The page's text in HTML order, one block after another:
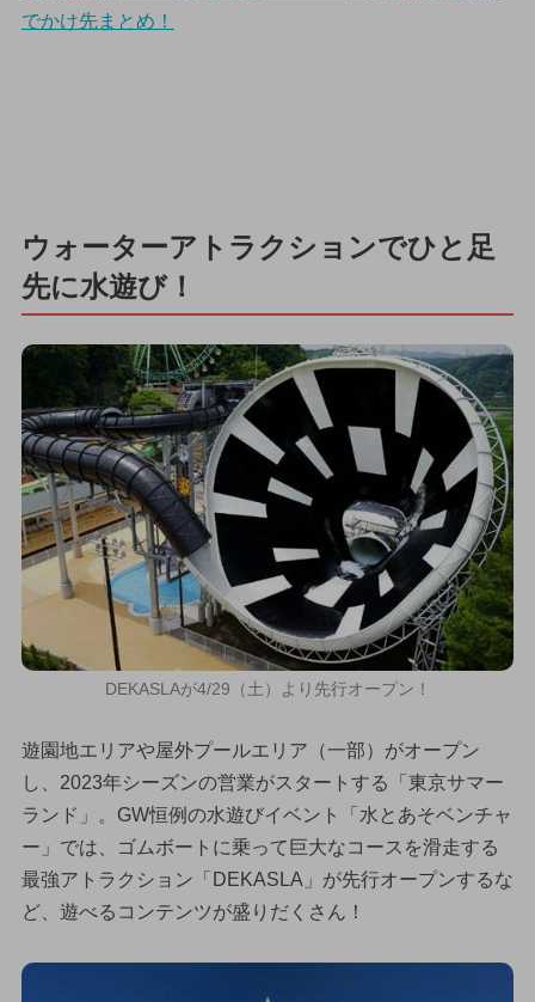
でかけ先まとめ！
ウォーターアトラクションでひと足
先に水遊び！
DEKASLAが4/29（土）より先行オープン！
遊園地エリアや屋外プールエリア（一部）がオープン
し、2023年シーズンの営業がスタートする「東京サマー
ランド」。GW恒例の水遊びイベント「水とあそベンチャ
ー」では、ゴムボートに乗って巨大なコースを滑走する
最強アトラクション「DEKASLA」が先行オープンするな
ど、遊べるコンテンツが盛りだくさん！